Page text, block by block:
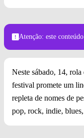
Atenção: este
Neste sábado, 14,
festival promete um
repleta de nomes de
pop, rock, indie,